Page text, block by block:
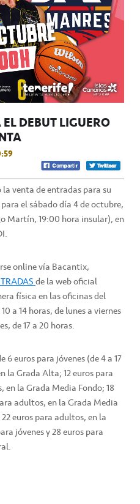
DEBUT LIGUERO
venta de entradas para su
el sábado día 4 de octubre,
Martín, 19:00 hora insular), en
online vía Bacantix,
de la web oficial
física en las oficinas del
a 14 horas, de lunes a viernes
de 17 a 20 horas.
6 euros para jóvenes (de 4 a 17
la Grada Alta; 12 euros para
en la Grada Media Fondo; 18
adultos, en la Grada Media
euros para adultos, en la
jóvenes y 28 euros para